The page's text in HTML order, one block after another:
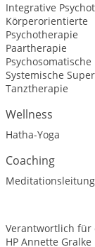
Integrative
Körperorientierte
Psychotherapie
Paartherapie
Systemische
Tanztherapie
Wellness
Hatha-Yoga
Coaching
Meditationsleitung
Verantwortlich für
HP Annette Gralke